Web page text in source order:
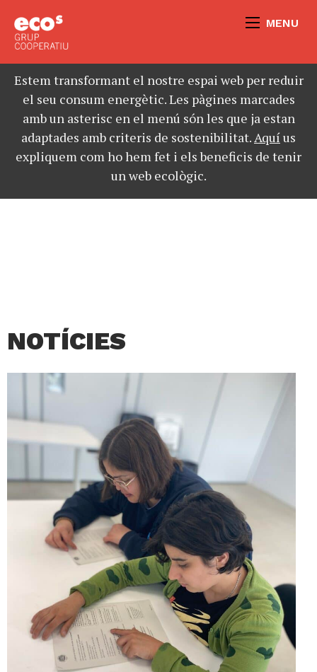
MENU
Estem transformant el nostre espai web per reduir
el seu consum energètic. Les pàgines marcades
amb un asterisc en el menú són les que ja estan
adaptades amb criteris de sostenibilitat.Aquíus
expliquem com ho hem fet i els beneficis de tenir
un web ecològic.
NOTÍCIES